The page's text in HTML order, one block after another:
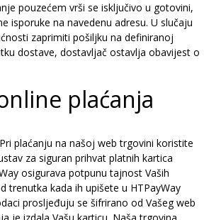
pouzećem vrši se isključivo u gotovini,
isporuke na navedenu adresu. U slučaju
zaprimiti pošiljku na definiranoj
dostave, dostavljač ostavlja obavijest o
plaćanja
Pri plaćanju na našoj web trgovini koristite
za siguran prihvat platnih kartica
osigurava potpunu tajnost Vaših
trenutka kada ih upišete u HTPayWay
prosljeđuju se šifrirano od Vašeg web